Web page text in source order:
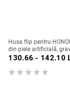
Husa flip pentru
din piele artificială,
stil Ins, anti-cadere
130.66 - 142.10